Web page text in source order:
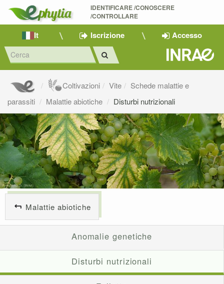
IDENTIFICARE /CONOSCERE
/CONTROLLARE
It Iscrizione Accesso
Coltivazioni Vite
Schede malattie e
parassiti
Malattie abiotiche Disturbi nutrizionali
Malattie abiotiche
Anomalie genetiche
Disturbi nutrizionali